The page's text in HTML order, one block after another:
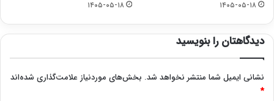
۱۴۰۵-۰۵-۱۸ ۱۴۰۵-۰۵-۱۸
دیدگاهتان را بنویسید
نشانی ایمیل شما منتشر نخواهد شد. بخش‌های موردنیاز علامت‌گذاری شده‌اند
*